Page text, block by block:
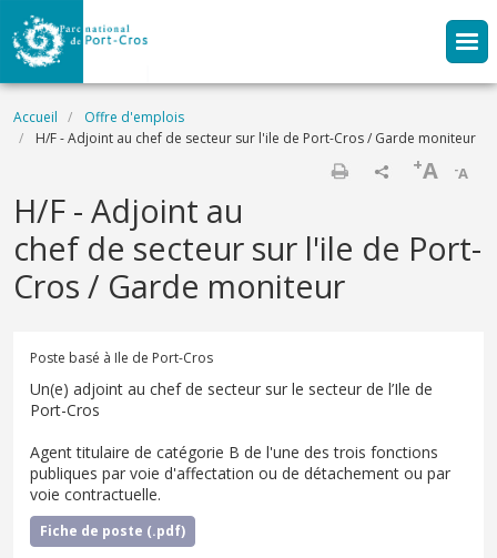
Aller au contenu principal
Fil d'Ariane
Accueil
Offre d'emplois
H/F - Adjoint au chef de secteur sur l'ile de Port-Cros / Garde moniteur
-A
+A
H/F - Adjoint au
chef de secteur sur l'ile de Port-
Cros / Garde moniteur
Poste basé à Ile de Port-Cros
Un(e) adjoint au chef de secteur sur le secteur de l’Ile de
Port-Cros
Agent titulaire de catégorie B de l'une des trois fonctions
publiques par voie d'affectation ou de détachement ou par
voie contractuelle.
Fiche de poste (.pdf)